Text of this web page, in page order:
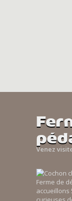
Venez
Ferme de
accueillons